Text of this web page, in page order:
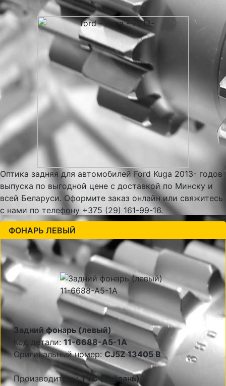
Оптика задняя для автомобилей Ford Kuga 2013- годов
выпуска по выгодной цене с доставкой по Минску и
всей Беларуси. Оформите заказ онлайн или свяжитесь
с нами по телефону +375 (29) 161-99-16.
ФОНАРЬ ЛЕВЫЙ
Задний фонарь (левый)
Код детали:11-6688-A5-1A
Оригинальный номер:CJ5Z 13405 B
Производитель:TYC (Тайвань)